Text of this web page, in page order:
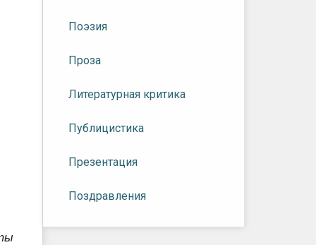
Поэзия
Проза
Литературная критика
Публицистика
Презентация
Поздравления